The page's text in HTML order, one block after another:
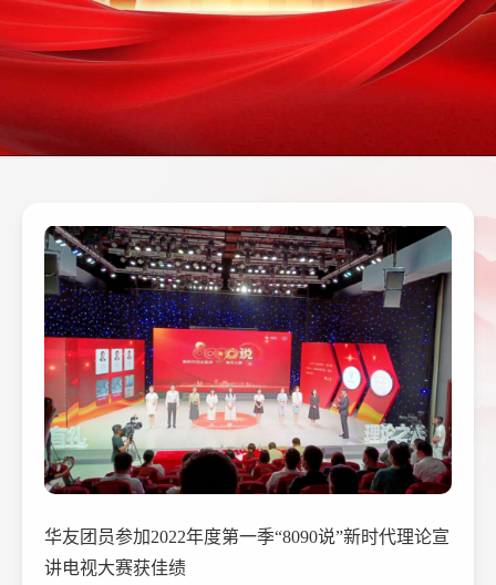
华友团员参加2022年度第一季“8090说”新时代理论宣
讲电视大赛获佳绩